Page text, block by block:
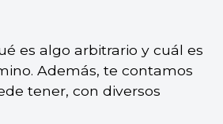
es algo arbitrario y cuál es
Además, te contamos
tener, con diversos